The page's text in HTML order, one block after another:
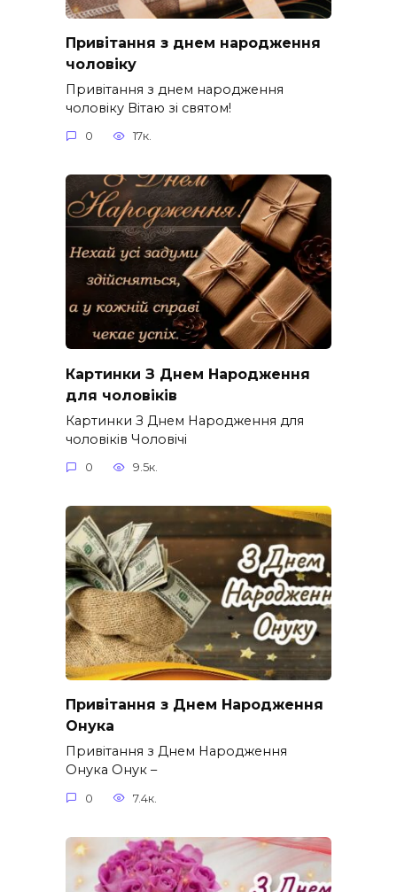
Привітання з днем народження
чоловіку
Привітання з днем народження
чоловіку Вітаю зі святом!
0 17к.
Картинки З Днем Народження
для чоловіків​
Картинки З Днем Народження для
чоловіків​ Чоловічі
0 9.5к.
Привітання з Днем Народження
Онука
Привітання з Днем Народження
Онука Онук –
0 7.4к.